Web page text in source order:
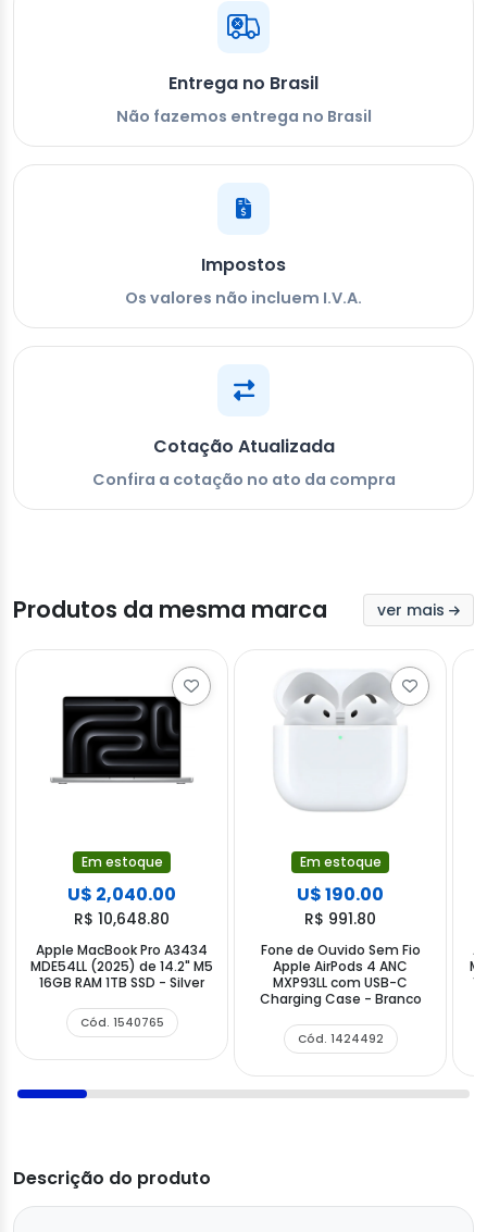
Entrega no Brasil
Não fazemos entrega no Brasil
Impostos
Os valores não incluem I.V.A.
Cotação Atualizada
Confira a cotação no ato da compra
Produtos da mesma marca ver mais
Em estoque
U$ 2,040.00
R$ 10,648.80
Apple MacBook Pro A3434
MDE54LL (2025) de 14.2" M5
16GB RAM 1TB SSD - Silver
Cód. 1540765
Em estoque
U$ 190.00
R$ 991.80
Fone de Ouvido Sem Fio
Apple AirPods 4 ANC
MXP93LL com USB-C
Charging Case - Branco
Cód. 1424492
Descrição do produto